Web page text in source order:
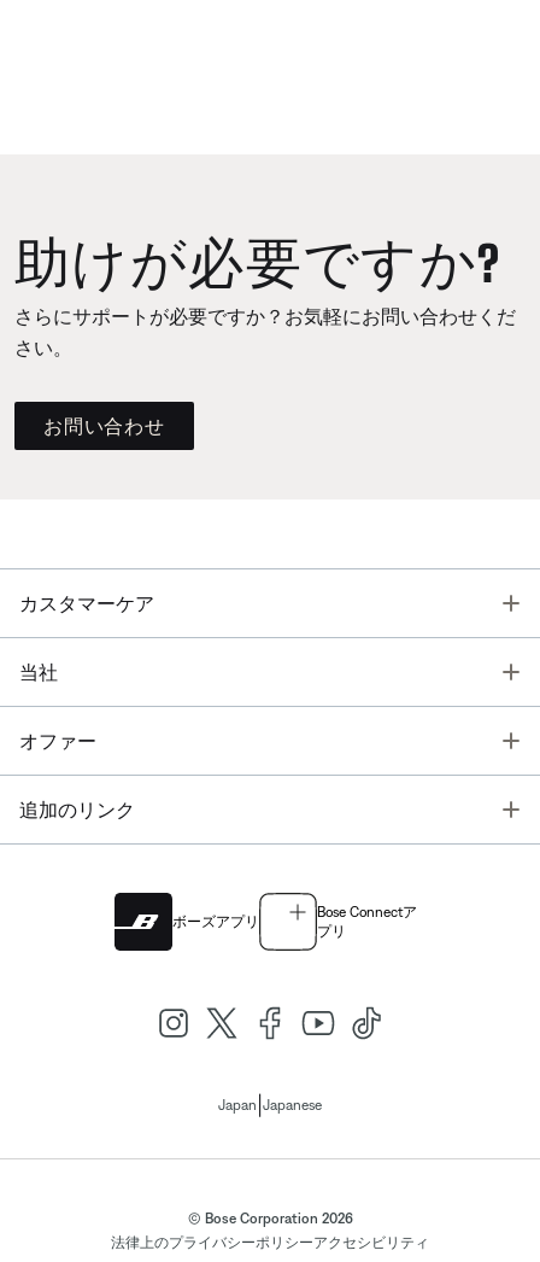
助けが必要ですか?
さらにサポートが必要ですか？お気軽にお問い合わせくだ
さい。
お問い合わせ
カスタマーケア
当社
オファー
追加のリンク
ボーズアプリ
Bose Connectア
プリ
Japan Japanese
© Bose Corporation 2026
法律上のプライバシーポリシーアクセシビリティ